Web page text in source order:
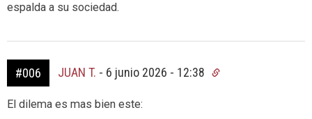
espalda a su sociedad.
#006 JUAN T. - 6 junio 2026 - 12:38
El dilema es mas bien este: